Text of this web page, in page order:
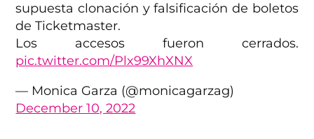
supuesta clonación y falsificación de boletos
de Ticketmaster.
Los accesos fueron cerrados.
pic.twitter.com/Plx99XhXNX
— Monica Garza (@monicagarzag)
December 10, 2022